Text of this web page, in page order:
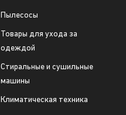
Пылесосы
Товары для ухода за
одеждой
Стиральные и сушильные
машины
Климатическая техника